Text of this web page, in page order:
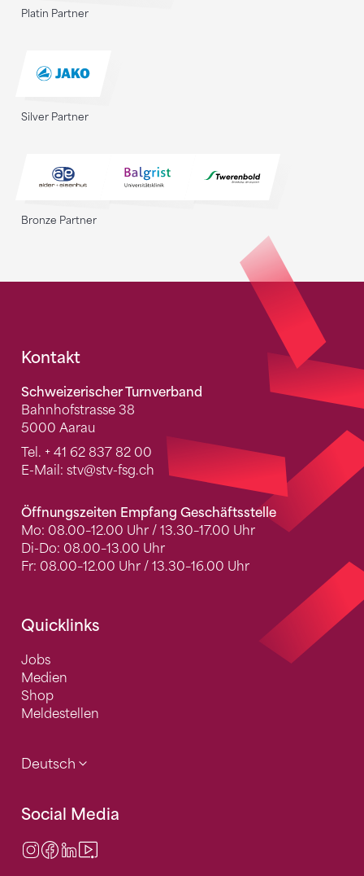
Platin Partner
Silver Partner
Bronze Partner
Fusszeile
Kontakt
Schweizerischer Turnverband
Bahnhofstrasse 38
5000 Aarau
Tel. + 41 62 837 82 00
E-Mail: stv@stv-fsg.ch
Öffnungszeiten Empfang Geschäftsstelle
Mo: 08.00–12.00 Uhr / 13.30–17.00 Uhr
Di-Do: 08.00–13.00 Uhr
Fr: 08.00–12.00 Uhr / 13.30–16.00 Uhr
Quicklinks
Jobs
Medien
Shop
Meldestellen
Deutsch
Social Media
Instagram
Facebook
LinkedIn